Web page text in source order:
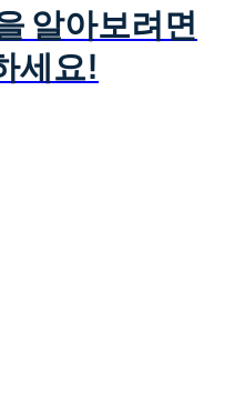
알아보려면
세요!